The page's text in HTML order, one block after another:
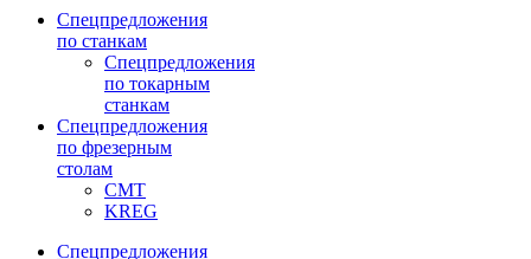
Спецпредложения
по станкам
Спецпредложения
по токарным
станкам
Спецпредложения
по фрезерным
столам
CMT
KREG
Спецпредложения